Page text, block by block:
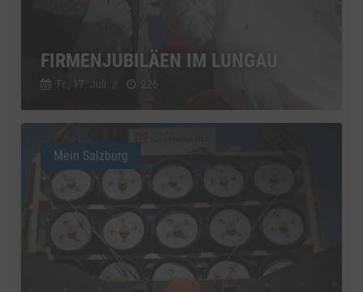
FIRMENJUBILÄEN IM LUNGAU
Fr., 17. Juli // 226
Mein Salzburg